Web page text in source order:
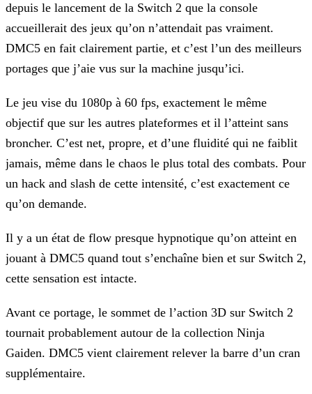
depuis le lancement de la Switch 2 que la console
accueillerait des jeux qu’on n’attendait pas vraiment.
DMC5 en fait clairement partie, et c’est l’un des meilleurs
portages que j’aie vus sur la machine jusqu’ici.
Le jeu vise du 1080p à 60 fps, exactement le même
objectif que sur les autres plateformes et il l’atteint sans
broncher. C’est net, propre, et d’une fluidité qui ne faiblit
jamais, même dans le chaos le plus total des combats. Pour
un hack and slash de cette intensité, c’est exactement ce
qu’on demande.
Il y a un état de flow presque hypnotique qu’on atteint en
jouant à DMC5 quand tout s’enchaîne bien et sur Switch 2,
cette sensation est intacte.
Avant ce portage, le sommet de l’action 3D sur Switch 2
tournait probablement autour de la collection Ninja
Gaiden. DMC5 vient clairement relever la barre d’un cran
supplémentaire.